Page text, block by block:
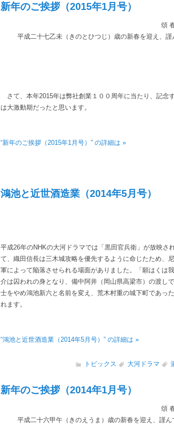
新年のご挨拶（2015年1月号）
頌
平成二十七乙未（きのとひつじ）歳の新春を迎え、
さて、本年2015年は弊社創業１００周年に当たり、記念
は大激動期だったと思います。
“新年のご挨拶（2015年1月号）” の詳細は »
鴻池と近世酒造業（2014年5月号）
平成26年のNHKの大河ドラマでは「黒田官兵衛」が放映さ
て、織田信長は三木城攻略を優先するように命じたため、
軍によって陥落させられる場面がありました。「願はくは
介は囚われの身となり、備中阿井（岡山県高梁市）の渡し
士をやめ鴻池新六と名前を変え、荒木村重の城下町であっ
れます。
“鴻池と近世酒造業（2014年5月号）” の詳細は »
トピックス 大河ドラマ
新年のご挨拶（2014年1月号）
頌
平成二十六甲午（きのえうま）歳の新春を迎え、謹